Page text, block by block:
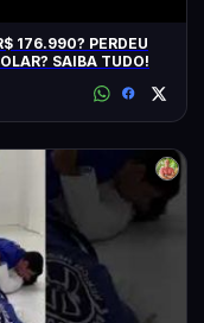
176.990? PERDEU
SAIBA TUDO!